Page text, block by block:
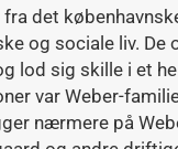
det
og sociale liv.
lod sig skille i et
var Weber-
nærmere på